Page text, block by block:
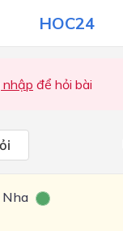
HOC24
để hỏi bài
Nha